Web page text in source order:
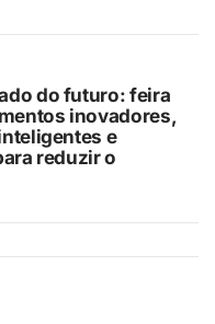
do futuro: feira
inovadores,
e
reduzir o